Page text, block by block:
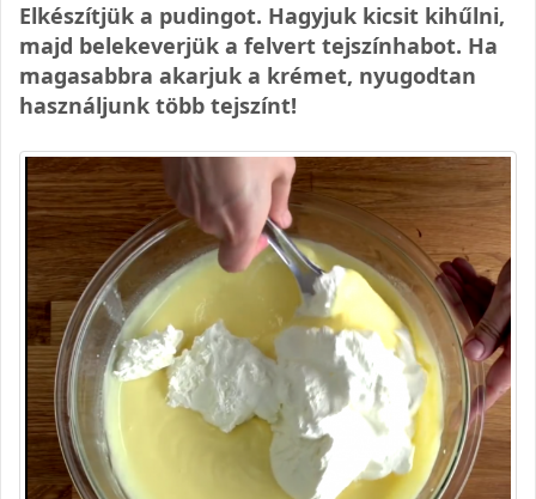
Elkészítjük a pudingot. Hagyjuk kicsit kihűlni,
majd belekeverjük a felvert tejszínhabot. Ha
magasabbra akarjuk a krémet, nyugodtan
használjunk több tejszínt!